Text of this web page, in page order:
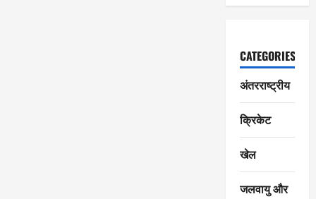
CATEGORIES
अंतरराष्ट्रीय
क्रिकेट
खेल
जलवायु और